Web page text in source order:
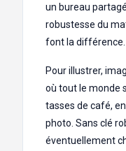
un bureau
robustesse du
font la différence.
Pour illustrer,
où tout le monde
tasses de café,
photo. Sans clé
éventuellement